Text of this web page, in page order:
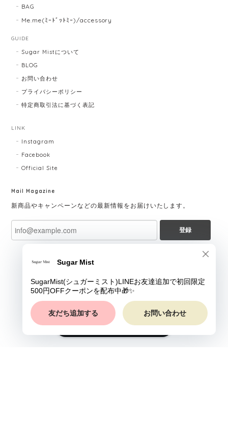
BAG
Me.me(ﾐｰﾄﾞｯﾄﾐｰ)/accessory
GUIDE
Sugar Mistについて
BLOG
お問い合わせ
プライバシーポリシー
特定商取引法に基づく表記
LINK
Instagram
Facebook
Official Site
Mail Magazine
新商品やキャンペーンなどの最新情報をお届けいたします。
登録
ショップに質問する